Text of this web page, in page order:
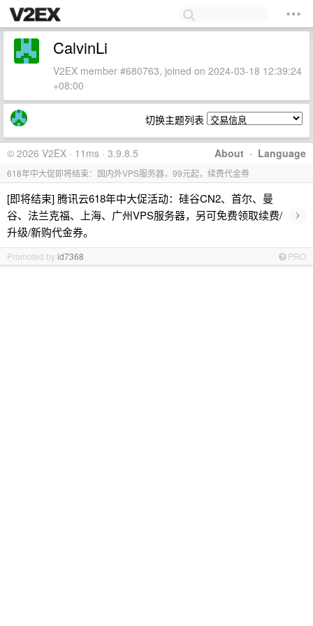
CalvinLi
V2EX member #680763, joined on 2024-03-18 12:39:24
+08:00
切换主题列表
About · Language
© 2026 V2EX · 11ms · 3.9.8.5
618年中大促即将结束：国内外VPS服务器，99元起，续费代金券
[即将结束] 腾讯云618年中大促活动：硅谷CN2、首尔、曼
谷、法兰克福、上海、广州VPS服务器，另可免费领取续费/
升级/新购代金券。
›
Promoted byid7368 PRO